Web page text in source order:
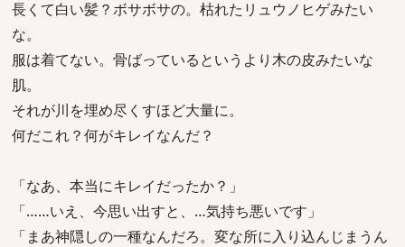
長くて白い髪？ボサボサの。枯れたリュウノヒゲみたい
な。
服は着てない。骨ばっているというより木の皮みたいな
肌。
それが川を埋め尽くすほど大量に。
何だこれ？何がキレイなんだ？
「なあ、本当にキレイだったか？」
「……いえ、今思い出すと、…気持ち悪いです」
「まあ神隠しの一種なんだろ。変な所に入り込んじまうん